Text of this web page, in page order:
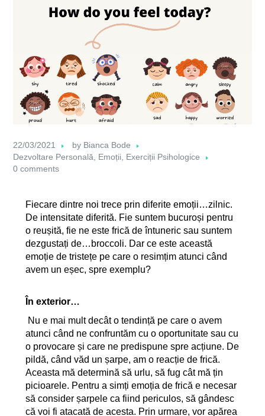
22/03/2021 by Bianca Bode
Dezvoltare Personală, Emoții, Exerciții Psihologice
0 comments
Fiecare dintre noi trece prin diferite emoții…zilnic.
De intensitate diferită. Fie suntem bucuroși pentru
o reușită, fie ne este frică de întuneric sau suntem
dezgustați de…broccoli. Dar ce este această
emoție de tristețe pe care o resimțim atunci când
avem un eșec, spre exemplu?
În exterior…
Nu e mai mult decât o tendință pe care o avem
atunci când ne confruntăm cu o oportunitate sau cu
o provocare și care ne predispune spre acțiune. De
pildă, când văd un șarpe, am o reacție de frică.
Aceasta mă determină să urlu, să fug cât mă țin
picioarele. Pentru a simți emoția de frică e necesar
să consider șarpele ca fiind periculos, să gândesc
că voi fi atacată de acesta. Prin urmare, vor apărea